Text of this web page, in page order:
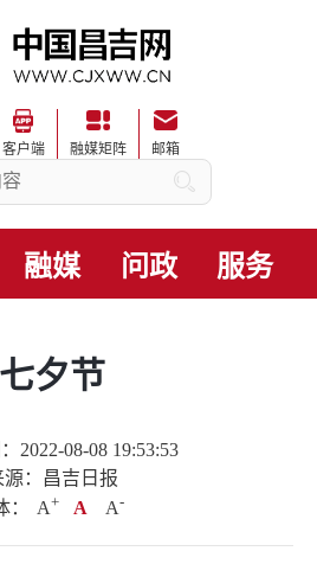
客户端 融媒矩阵 邮箱
融媒 问政 服务
七夕节
2022-08-08 19:53:53
源：昌吉日报
：
A+ A A-